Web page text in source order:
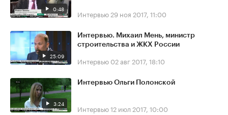
0:48 Интервью 29 ноя 2017, 11:00
25:09
Интервью. Михаил Мень, министр
строительства и ЖКХ России
Интервью 02 авг 2017, 18:10
3:24
Интервью Ольги Полонской
Интервью12 июл 2017, 10:00